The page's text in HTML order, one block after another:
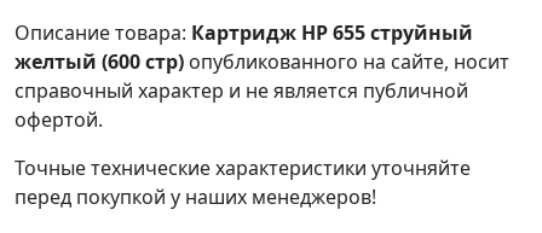
Описание товара: Картридж HP 655 струйный
желтый (600 стр) опубликованного на сайте, носит
справочный характер и не является публичной
офертой.
Точные технические характеристики уточняйте
перед покупкой у наших менеджеров!